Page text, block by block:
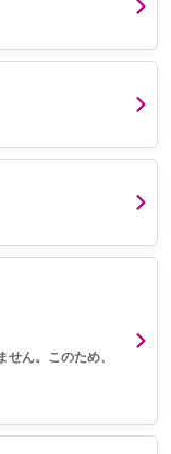
ん。このため、